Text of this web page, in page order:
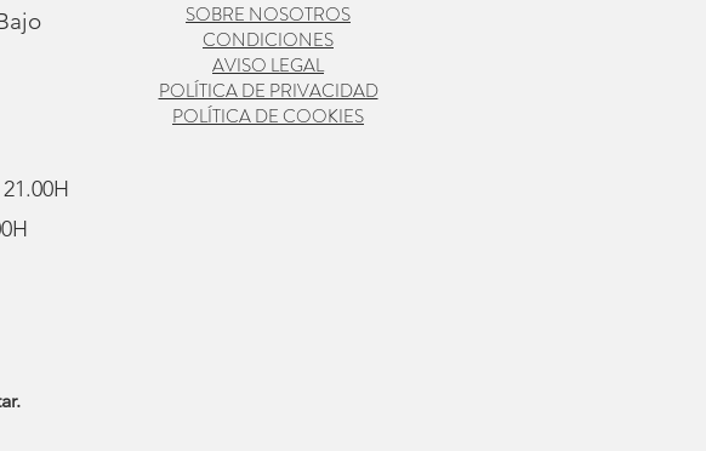
SOBRE NOSOTROS
CONDICIONES
AVISO LEGAL
POLÍTICA DE PRIVACIDAD
POLÍTICA DE COOKIES